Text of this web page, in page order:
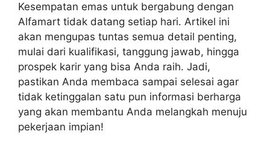
Kesempatan emas untuk bergabung dengan
Alfamart tidak datang setiap hari. Artikel ini
akan mengupas tuntas semua detail penting,
mulai dari kualifikasi, tanggung jawab, hingga
prospek karir yang bisa Anda raih. Jadi,
pastikan Anda membaca sampai selesai agar
tidak ketinggalan satu pun informasi berharga
yang akan membantu Anda melangkah menuju
pekerjaan impian!